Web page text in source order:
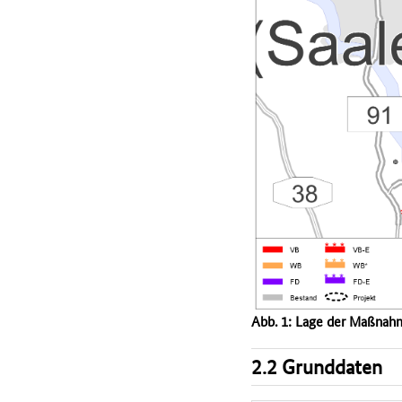
Abb. 1: Lage der
2.2 Grunddaten